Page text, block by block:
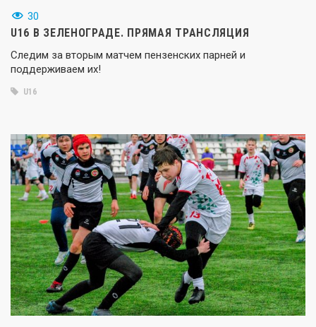
30
U16 В ЗЕЛЕНОГРАДЕ. ПРЯМАЯ ТРАНСЛЯЦИЯ
Следим за вторым матчем пензенских парней и
поддерживаем их!
U16